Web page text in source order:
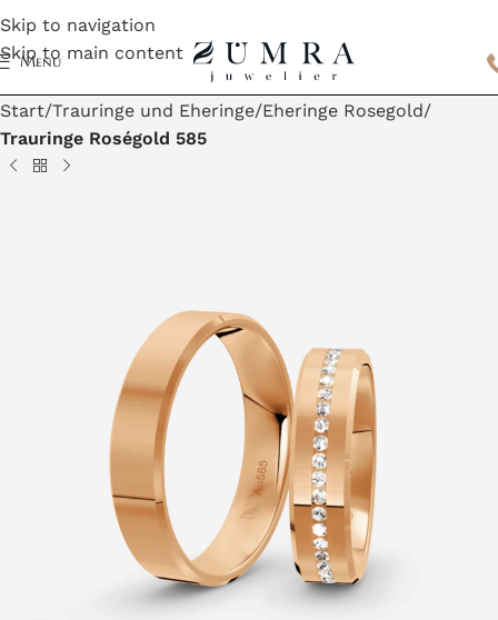
Skip to navigation
Skip to main content
Menu
Start Trauringe und Eheringe Eheringe Rosegold
Trauringe Roségold 585